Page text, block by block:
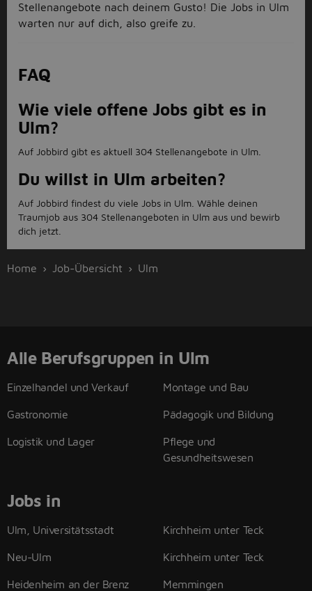
Stellenangebote nach deinem Gusto! Die Jobs in Ulm
warten nur auf dich, also greife zu.
FAQ
Wie viele offene Jobs gibt es in
Ulm?
Auf Jobbird gibt es aktuell 304 Stellenangebote in Ulm.
Du willst in Ulm arbeiten?
Auf Jobbird findest du viele Jobs in Ulm. Wähle deinen
Traumjob aus 304 Stellenangeboten in Ulm aus und bewirb
dich jetzt.
Home Job-Übersicht Ulm
Alle Berufsgruppen in Ulm
Einzelhandel und Verkauf
Gastronomie
Logistik und Lager
Montage und Bau
Pädagogik und Bildung
Pflege und
Gesundheitswesen
Jobs in
Ulm, Universitätsstadt
Neu-Ulm
Heidenheim an der Brenz
Kirchheim unter Teck
Kirchheim unter Teck
Memmingen